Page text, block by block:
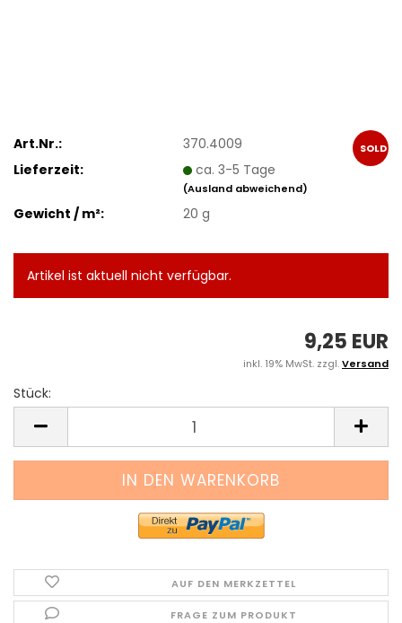
SOLD
Art.Nr.:
370.4009
Lieferzeit:
ca. 3-5 Tage
(Ausland abweichend)
Gewicht / m²: 20 g
Artikel ist aktuell nicht verfügbar.
9,25 EUR
inkl. 19% MwSt. zzgl.Versand
Stück:
AUF DEN MERKZETTEL
FRAGE ZUM PRODUKT